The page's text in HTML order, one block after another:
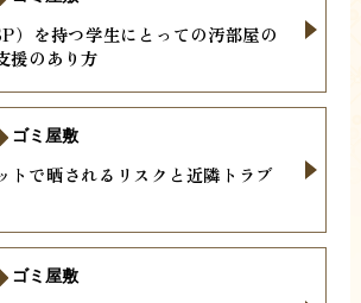
）を持つ学生にとっての汚部屋の
援のあり方
トで晒されるリスクと近隣トラブ
ゴミ屋敷
ゴミ屋敷